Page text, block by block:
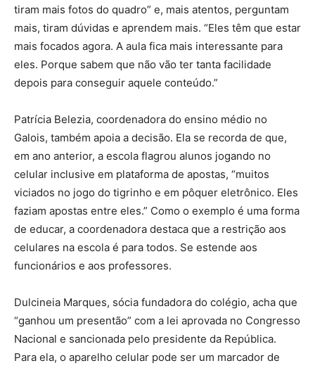
tiram mais fotos do quadro” e, mais atentos, perguntam
mais, tiram dúvidas e aprendem mais. “Eles têm que estar
mais focados agora. A aula fica mais interessante para
eles. Porque sabem que não vão ter tanta facilidade
depois para conseguir aquele conteúdo.”
Patrícia Belezia, coordenadora do ensino médio no
Galois, também apoia a decisão. Ela se recorda de que,
em ano anterior, a escola flagrou alunos jogando no
celular inclusive em plataforma de apostas, “muitos
viciados no jogo do tigrinho e em pôquer eletrônico. Eles
faziam apostas entre eles.” Como o exemplo é uma forma
de educar, a coordenadora destaca que a restrição aos
celulares na escola é para todos. Se estende aos
funcionários e aos professores.
Dulcineia Marques, sócia fundadora do colégio, acha que
“ganhou um presentão” com a lei aprovada no Congresso
Nacional e sancionada pelo presidente da República.
Para ela, o aparelho celular pode ser um marcador de